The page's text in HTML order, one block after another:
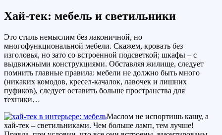
Хай-тек: мебель и светильники
Это стиль немыслим без лаконичной, но
многофункциональной мебели. Скажем, кровать без
изголовья, но зато со встроенной подсветкой; шкафы – с
выдвижными конструкциями. Обставляя жилище, следует
помнить главные правила: мебели не должно быть много
(никаких комодов, кресел-качалок, лавочек и лишних
пуфиков), следует оставить больше пространства для
техники…
Маслом не испортишь кашу, а
хай-тек – светильниками. Чем больше ламп, тем лучше!